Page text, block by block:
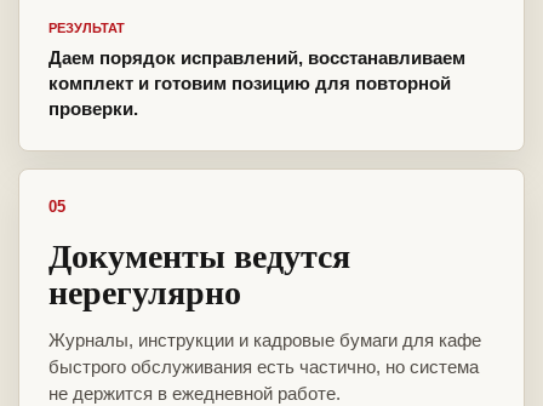
РЕЗУЛЬТАТ
Даем порядок исправлений, восстанавливаем
комплект и готовим позицию для повторной
проверки.
05
Документы ведутся
нерегулярно
Журналы, инструкции и кадровые бумаги для кафе
быстрого обслуживания есть частично, но система
не держится в ежедневной работе.